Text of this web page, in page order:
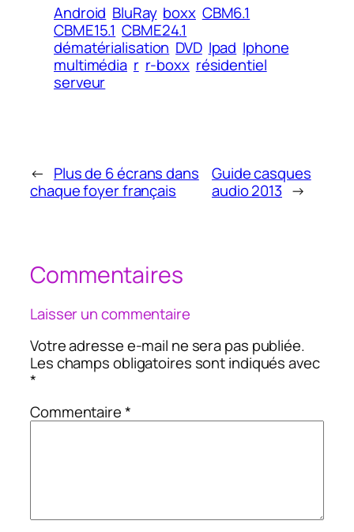
Android BluRay boxx CBM6.1
CBME15.1 CBME24.1
dématérialisation DVD Ipad Iphone
multimédia r r-boxx résidentiel
serveur
← Plus de 6 écrans dans
chaque foyer français
Guide casques
audio 2013 →
Commentaires
Laisser un commentaire
Votre adresse e-mail ne sera pas publiée.
Les champs obligatoires sont indiqués avec
*
Commentaire*